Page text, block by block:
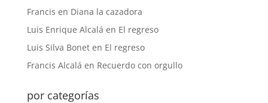
Francis en Diana la cazadora
Luis Enrique Alcalá en El regreso
Luis Silva Boneten El regreso
Francis Alcalá en Recuerdo con orgullo
por categorías